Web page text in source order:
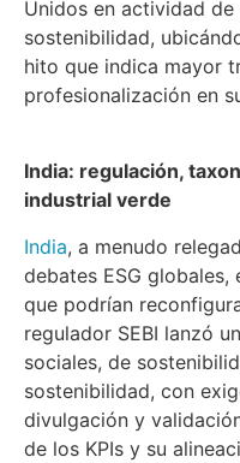
Unidos en actividad
sostenibilidad,
hito que indica mayor
profesionalización en
India: regulación,
industrial verde
India, a menudo
debates ESG
que podrían
regulador SEBI lanzó
sociales, de
sostenibilidad, con
divulgación y
de los KPIs y su